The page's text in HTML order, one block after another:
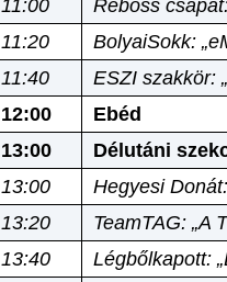
11:00
Reboss
11:20
BolyaiSokk:
11:40
ESZI szakkör:
12:00
Ebéd
13:00
Délutáni
13:00
Hegyesi
13:20
TeamTAG: „A
13:40
Légbőlkapott: